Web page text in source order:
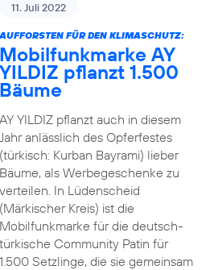
11. Juli 2022
FÜR DEN KLIMASCHUTZ:
Mobilfunkmarke AY
YILDIZ pflanzt 1.500
Bäume
AY YILDIZ pflanzt auch in diesem
Jahr anlässlich des Opferfestes
(türkisch: Kurban Bayrami) lieber
Bäume, als Werbegeschenke zu
verteilen. In Lüdenscheid
(Märkischer Kreis) ist die
Mobilfunkmarke für die deutsch-
türkische Community Patin für
1.500 Setzlinge, die sie gemeinsam